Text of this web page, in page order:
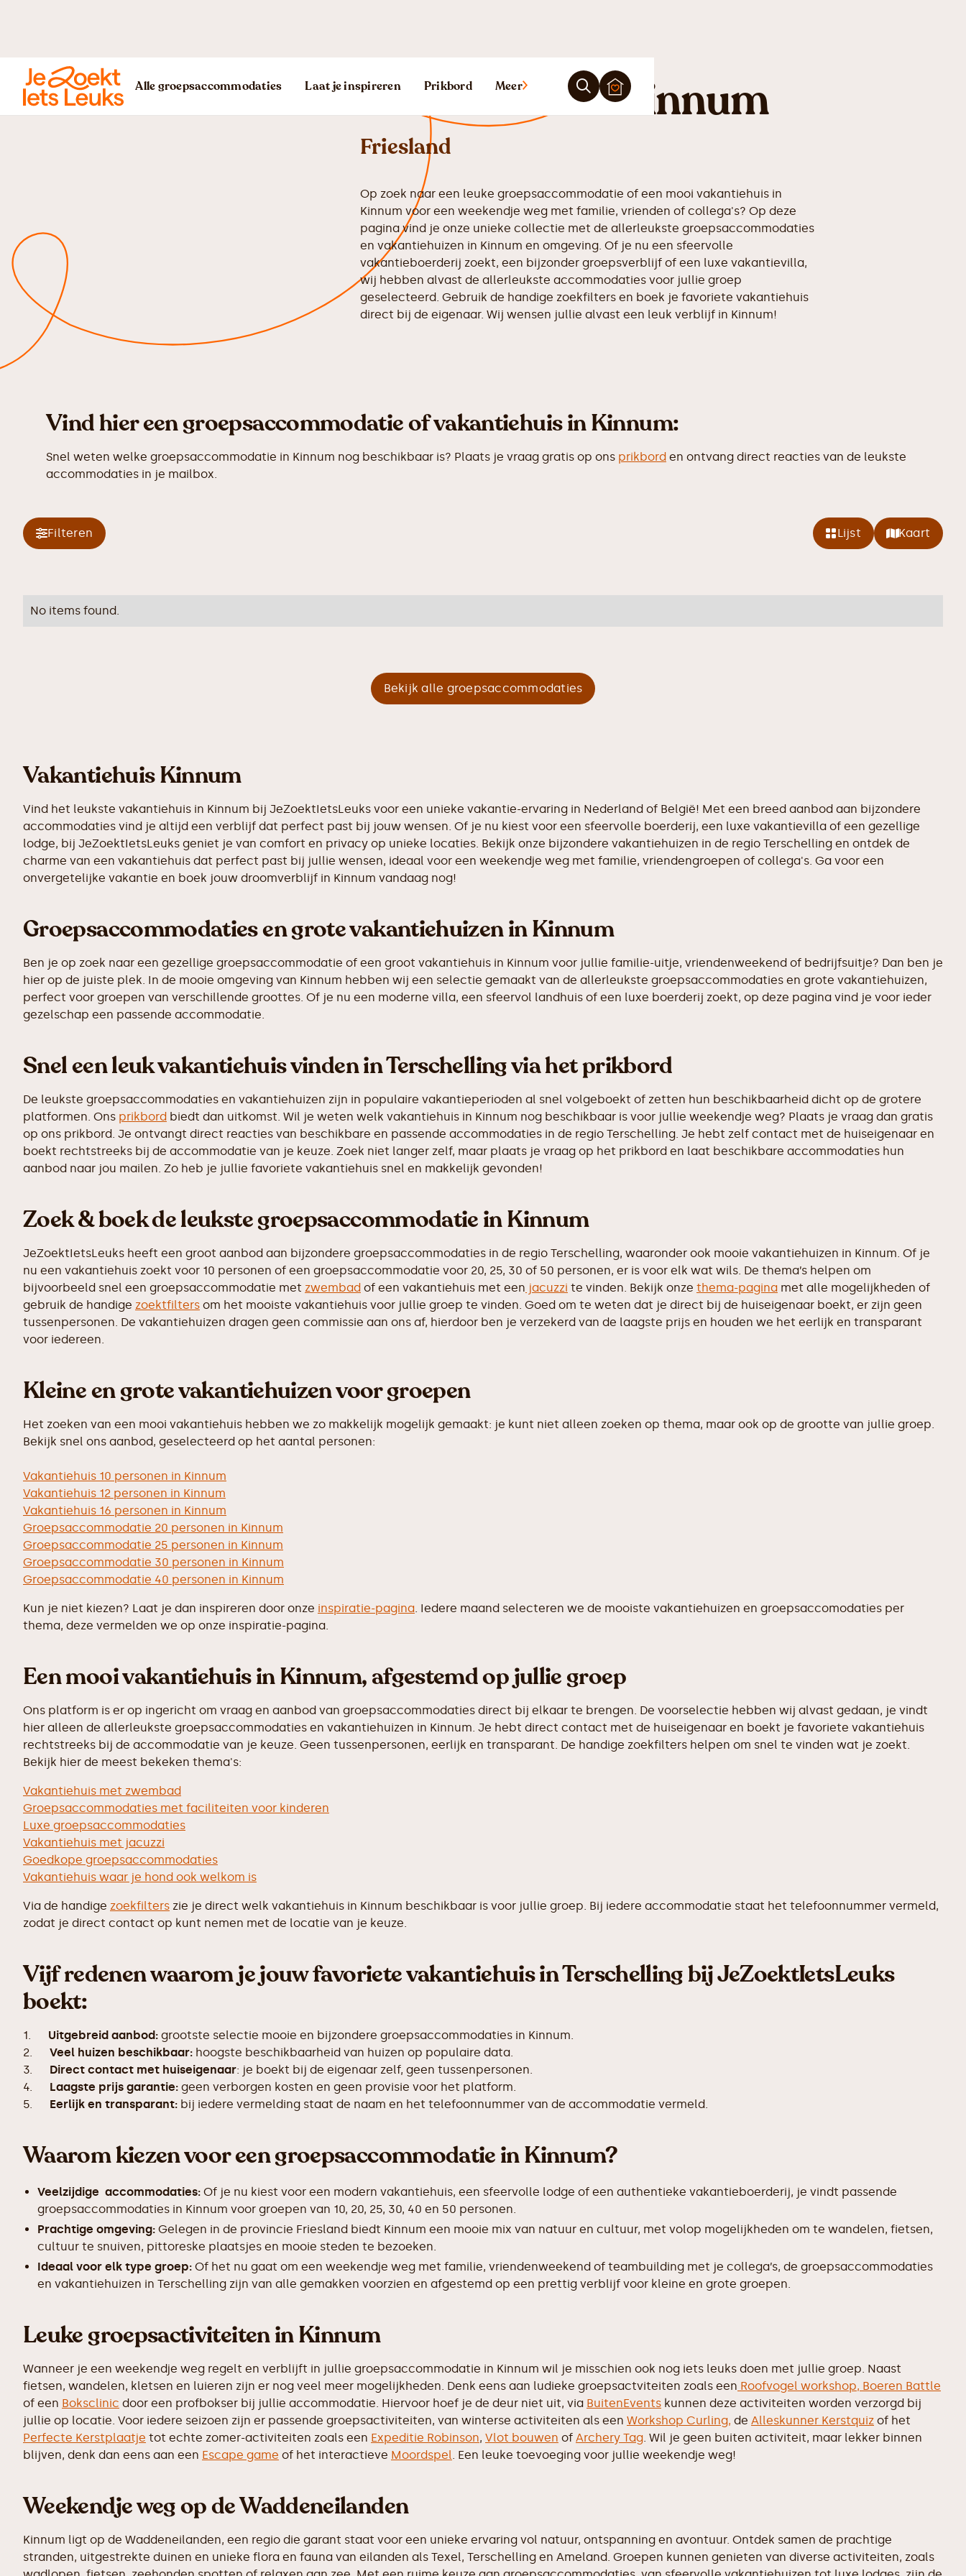
Alle groepsaccommodaties Laat je inspireren Prikbord Meer
Vakantiehuis Kinnum
Friesland
Op zoek naar een leuke groepsaccommodatie of een mooi vakantiehuis in
Kinnum voor een weekendje weg met familie, vrienden of collega's? Op deze
pagina vind je onze unieke collectie met de allerleukste groepsaccommodaties
en vakantiehuizen in Kinnum en omgeving. Of je nu een sfeervolle
vakantieboerderij zoekt, een bijzonder groepsverblijf of een luxe vakantievilla,
wij hebben alvast de allerleukste accommodaties voor jullie groep
geselecteerd. Gebruik de handige zoekfilters en boek je favoriete vakantiehuis
direct bij de eigenaar. Wij wensen jullie alvast een leuk verblijf in Kinnum!
Vind hier een groepsaccommodatie of vakantiehuis in Kinnum:
Snel weten welke groepsaccommodatie in Kinnum nog beschikbaar is? Plaats je vraag gratis op ons prikbord en ontvang direct reacties van de leukste
accommodaties in je mailbox.
Filteren Lijst Kaart
No items found.
Bekijk alle groepsaccommodaties
Vakantiehuis Kinnum
Vind het leukste vakantiehuis in Kinnum bij JeZoektIetsLeuks voor een unieke vakantie-ervaring in Nederland of België! Met een breed aanbod aan bijzondere
accommodaties vind je altijd een verblijf dat perfect past bij jouw wensen. Of je nu kiest voor een sfeervolle boerderij, een luxe vakantievilla of een gezellige
lodge, bij JeZoektIetsLeuks geniet je van comfort en privacy op unieke locaties. Bekijk onze bijzondere vakantiehuizen in de regio Terschelling en ontdek de
charme van een vakantiehuis dat perfect past bij jullie wensen, ideaal voor een weekendje weg met familie, vriendengroepen of collega's. Ga voor een
onvergetelijke vakantie en boek jouw droomverblijf in Kinnum vandaag nog!
Groepsaccommodaties en grote vakantiehuizen in Kinnum
Ben je op zoek naar een gezellige groepsaccommodatie of een groot vakantiehuis in Kinnum voor jullie familie-uitje, vriendenweekend of bedrijfsuitje? Dan ben je
hier op de juiste plek. In de mooie omgeving van Kinnum hebben wij een selectie gemaakt van de allerleukste groepsaccommodaties en grote vakantiehuizen,
perfect voor groepen van verschillende groottes. Of je nu een moderne villa, een sfeervol landhuis of een luxe boerderij zoekt, op deze pagina vind je voor ieder
gezelschap een passende accommodatie.
Snel een leuk vakantiehuis vinden in Terschelling via het prikbord
De leukste groepsaccommodaties en vakantiehuizen zijn in populaire vakantieperioden al snel volgeboekt of zetten hun beschikbaarheid dicht op de grotere
platformen. Ons prikbord biedt dan uitkomst. Wil je weten welk vakantiehuis in Kinnum nog beschikbaar is voor jullie weekendje weg? Plaats je vraag dan gratis
op ons prikbord. Je ontvangt direct reacties van beschikbare en passende accommodaties in de regio Terschelling. Je hebt zelf contact met de huiseigenaar en
boekt rechtstreeks bij de accommodatie van je keuze. Zoek niet langer zelf, maar plaats je vraag op het prikbord en laat beschikbare accommodaties hun
aanbod naar jou mailen. Zo heb je jullie favoriete vakantiehuis snel en makkelijk gevonden!
Zoek & boek de leukste groepsaccommodatie in Kinnum
JeZoektIetsLeuks heeft een groot aanbod aan bijzondere groepsaccommodaties in de regio Terschelling, waaronder ook mooie vakantiehuizen in Kinnum. Of je
nu een vakantiehuis zoekt voor 10 personen of een groepsaccommodatie voor 20, 25, 30 of 50 personen, er is voor elk wat wils. De thema’s helpen om
bijvoorbeeld snel een groepsaccommodatie met zwembad of een vakantiehuis met een jacuzzi te vinden. Bekijk onze thema-pagina met alle mogelijkheden of
gebruik de handige zoektfilters om het mooiste vakantiehuis voor jullie groep te vinden. Goed om te weten dat je direct bij de huiseigenaar boekt, er zijn geen
tussenpersonen. De vakantiehuizen dragen geen commissie aan ons af, hierdoor ben je verzekerd van de laagste prijs en houden we het eerlijk en transparant
voor iedereen.
Kleine en grote vakantiehuizen voor groepen
Het zoeken van een mooi vakantiehuis hebben we zo makkelijk mogelijk gemaakt: je kunt niet alleen zoeken op thema, maar ook op de grootte van jullie groep.
Bekijk snel ons aanbod, geselecteerd op het aantal personen:
Vakantiehuis 10 personen in Kinnum
Vakantiehuis 12 personen in Kinnum
Vakantiehuis 16 personen in Kinnum
Groepsaccommodatie 20 personen in Kinnum
Groepsaccommodatie 25 personen in Kinnum
Groepsaccommodatie 30 personen in Kinnum
Groepsaccommodatie 40 personen in Kinnum
Kun je niet kiezen? Laat je dan inspireren door onze inspiratie-pagina. Iedere maand selecteren we de mooiste vakantiehuizen en groepsaccomodaties per
thema, deze vermelden we op onze inspiratie-pagina.
Een mooi vakantiehuis in Kinnum, afgestemd op jullie groep
Ons platform is er op ingericht om vraag en aanbod van groepsaccommodaties direct bij elkaar te brengen. De voorselectie hebben wij alvast gedaan, je vindt
hier alleen de allerleukste groepsaccommodaties en vakantiehuizen in Kinnum. Je hebt direct contact met de huiseigenaar en boekt je favoriete vakantiehuis
rechtstreeks bij de accommodatie van je keuze. Geen tussenpersonen, eerlijk en transparant. De handige zoekfilters helpen om snel te vinden wat je zoekt.
Bekijk hier de meest bekeken thema's:
Vakantiehuis met zwembad
Groepsaccommodaties met faciliteiten voor kinderen
Luxe groepsaccommodaties
Vakantiehuis met jacuzzi
Goedkope groepsaccommodaties
Vakantiehuis waar je hond ook welkom is
Via de handige zoekfilters zie je direct welk vakantiehuis in Kinnum beschikbaar is voor jullie groep. Bij iedere accommodatie staat het telefoonnummer vermeld,
zodat je direct contact op kunt nemen met de locatie van je keuze.
Vijf redenen waarom je jouw favoriete vakantiehuis in Terschelling bij JeZoektIetsLeuks
boekt:
1. Uitgebreid aanbod: grootste selectie mooie en bijzondere groepsaccommodaties in Kinnum.
2. Veel huizen beschikbaar: hoogste beschikbaarheid van huizen op populaire data.
3. Direct contact met huiseigenaar: je boekt bij de eigenaar zelf, geen tussenpersonen.
4. Laagste prijs garantie: geen verborgen kosten en geen provisie voor het platform.
5. Eerlijk en transparant: bij iedere vermelding staat de naam en het telefoonnummer van de accommodatie vermeld.
Waarom kiezen voor een groepsaccommodatie in Kinnum?
Veelzijdige accommodaties: Of je nu kiest voor een modern vakantiehuis, een sfeervolle lodge of een authentieke vakantieboerderij, je vindt passende
groepsaccommodaties in Kinnum voor groepen van 10, 20, 25, 30, 40 en 50 personen.
Prachtige omgeving: Gelegen in de provincie Friesland biedt Kinnum een mooie mix van natuur en cultuur, met volop mogelijkheden om te wandelen, fietsen,
cultuur te snuiven, pittoreske plaatsjes en mooie steden te bezoeken.
Ideaal voor elk type groep: Of het nu gaat om een weekendje weg met familie, vriendenweekend of teambuilding met je collega’s, de groepsaccommodaties
en vakantiehuizen in Terschelling zijn van alle gemakken voorzien en afgestemd op een prettig verblijf voor kleine en grote groepen.
Leuke groepsactiviteiten in Kinnum
Wanneer je een weekendje weg regelt en verblijft in jullie groepsaccommodatie in Kinnum wil je misschien ook nog iets leuks doen met jullie groep. Naast
fietsen, wandelen, kletsen en luieren zijn er nog veel meer mogelijkheden. Denk eens aan ludieke groepsactviteiten zoals een Roofvogel workshop, Boeren Battle
of een Boksclinic door een profbokser bij jullie accommodatie. Hiervoor hoef je de deur niet uit, via BuitenEvents kunnen deze activiteiten worden verzorgd bij
jullie op locatie. Voor iedere seizoen zijn er passende groepsactiviteiten, van winterse activiteiten als een Workshop Curling, de Alleskunner Kerstquiz of het
Perfecte Kerstplaatje tot echte zomer-activiteiten zoals een Expeditie Robinson, Vlot bouwen of Archery Tag. Wil je geen buiten activiteit, maar lekker binnen
blijven, denk dan eens aan een Escape game of het interactieve Moordspel. Een leuke toevoeging voor jullie weekendje weg!
Weekendje weg op de Waddeneilanden
Kinnum ligt op de Waddeneilanden, een regio die garant staat voor een unieke ervaring vol natuur, ontspanning en avontuur. Ontdek samen de prachtige
stranden, uitgestrekte duinen en unieke flora en fauna van eilanden als Texel, Terschelling en Ameland. Groepen kunnen genieten van diverse activiteiten, zoals